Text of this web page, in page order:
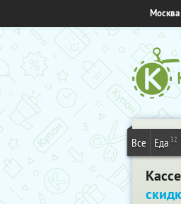
Москва
Все Еда 32